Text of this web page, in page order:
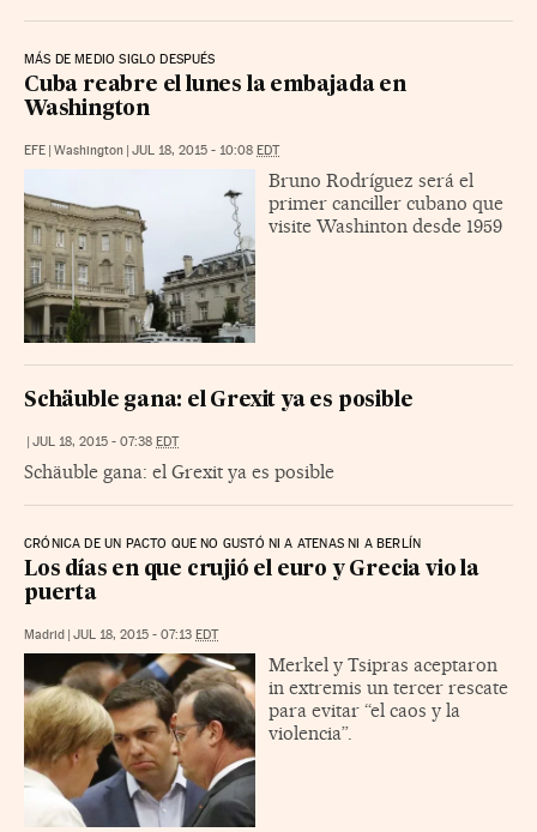
MÁS DE MEDIO SIGLO DESPUÉS
Cuba reabre el lunes la embajada en
Washington
EFE | Washington | JUL 18, 2015 - 10:08 EDT
Bruno Rodríguez será el
primer canciller cubano que
visite Washinton desde 1959
Schäuble gana: el Grexit ya es posible
| JUL 18, 2015 - 07:38 EDT
Schäuble gana: el Grexit ya es posible
CRÓNICA DE UN PACTO QUE NO GUSTÓ NI A ATENAS NI A BERLÍN
Los días en que crujió el euro y Grecia vio la
puerta
Madrid | JUL 18, 2015 - 07:13 EDT
Merkel y Tsipras aceptaron
in extremis un tercer rescate
para evitar “el caos y la
violencia”.